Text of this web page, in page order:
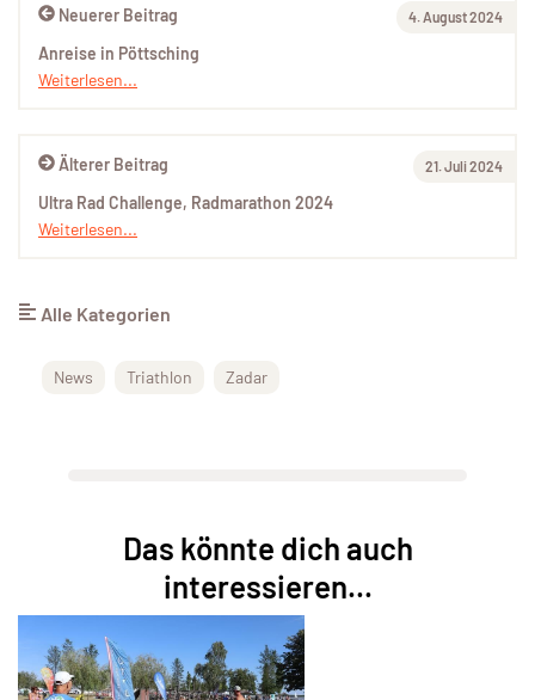
Älterer Beitrag 21. Juli 2024
Ultra Rad Challenge, Radmarathon 2024
Weiterlesen...
Neuerer Beitrag 4. August 2024
Anreise in Pöttsching
Weiterlesen...
Alle Kategorien
News Triathlon Zadar
Das könnte dich auch
interessieren...